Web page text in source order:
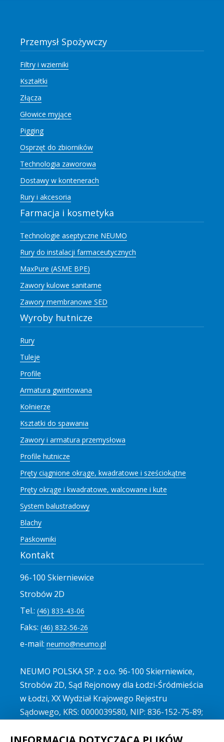
Przemysł Spożywczy
Filtry i wzierniki
Kształtki
Złącza
Głowice myjące
Pigging
Osprzęt do zbiorników
Technologia zaworowa
Dostawy w kontenerach
Rury i akcesoria
Farmacja i kosmetyka
Technologie aseptyczne NEUMO
Rury do instalacji farmaceutycznych
MaxPure (ASME BPE)
Zawory kulowe sanitarne
Zawory membranowe SED
Wyroby hutnicze
Rury
Tuleje
Profile
Armatura gwintowana
Kołnierze
Ksztatki do spawania
Zawory i armatura przemysłowa
Profile hutnicze
Pręty ciągnione okrąge, kwadratowe i sześciokątne
Pręty okrąge i kwadratowe, walcowane i kute
System balustradowy
Blachy
Paskowniki
Kontakt
96-100 Skierniewice
Strobów 2D
Tel.: (46) 833-43-06
Faks: (46) 832-56-26
e-mail: neumo@neumo.pl
NEUMO POLSKA SP. z o.o. 96-100 Skierniewice,
Strobów 2D, Sąd Rejonowy dla Łodzi-Śródmieścia
w Łodzi, XX Wydział Krajowego Rejestru
Sądowego, KRS: 0000039580, NIP: 836-152-75-89;